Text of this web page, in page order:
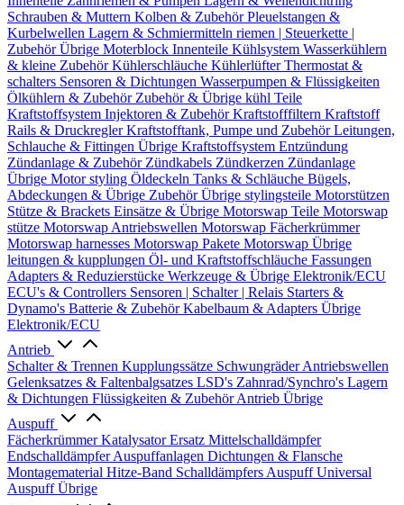
Schrauben & Muttern Kolben & ZubehörPleuelstangen &
Kurbelwellen Lagern & Schmiermitteln riemen | Steuerkette |
ZubehörÜbrige Moterblock Innenteile Kühlsystem Wasserkühlern
& kleine ZubehörKühlerschläuche KühlerlüfterThermostat &
schalters Sensoren & Dichtungen Wasserpumpen & Flüssigkeiten
Ölkühlern & Zubehör Zubehör & Übrige kühl Teile
Kraftstoffsystem Injektoren & ZubehörKraftstofffiltern Kraftstoff
Rails & DruckreglerKraftstofftank, Pumpe und ZubehörLeitungen,
Schlauche & Fittingen Übrige Kraftstoffsystem Entzündung
Zündanlage & Zubehör Zündkabels Zündkerzen Zündanlage
Übrige Motor styling Öldeckeln Tanks & Schläuche Bügels,
Abdeckungen & Übrige ZubehörÜbrige stylingsteile Motorstützen
Stütze & Brackets Einsätze & Übrige Motorswap Teile Motorswap
stütze Motorswap Antriebswellen Motorswap Fächerkrümmer
Motorswap harnesses Motorswap Pakete Motorswap Übrige
leitungen & kupplungen Öl- und Kraftstoffschläuche Fassungen
Adapters & Reduzierstücke Werkzeuge & Übrige Elektronik/ECU
ECU's & Controllers Sensoren | Schalter | Relais Starters &
Dynamo's Batterie & ZubehörKabelbaum & Adapters Übrige
Elektronik/ECU
Antrieb
Schalter & Trennen Kupplungssätze SchwungräderAntriebswellen
Gelenksatzes & Faltenbalgsatzes LSD's Zahnrad/Synchro's Lagern
& Dichtungen Flüssigkeiten & ZubehörAntrieb Übrige
Auspuff
FächerkrümmerKatalysator Ersatz Mittelschalldämpfer
EndschalldämpferAuspuffanlagen Dichtungen & Flansche
Montagematerial Hitze-Band Schalldämpfers Auspuff Universal
Auspuff Übrige